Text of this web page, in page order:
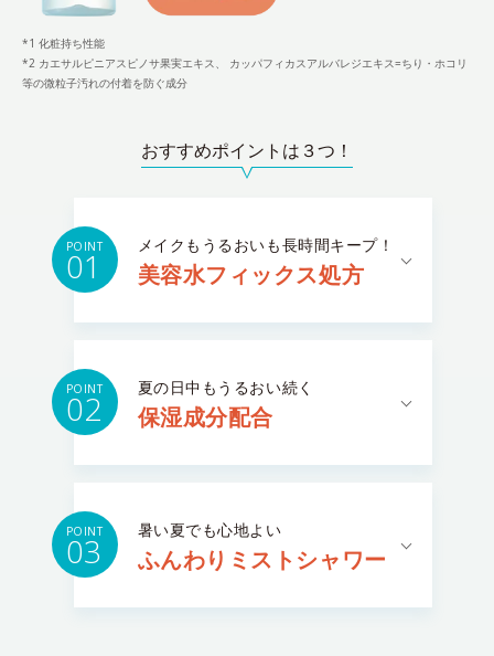
*1 化粧持ち性能
*2 カエサルピニアスピノサ果実エキス、 カッパフィカスアルバレジエキス=ちり・ホコリ
等の微粒子汚れの付着を防ぐ成分
おすすめポイントは３つ！
POINT
01
メイクもうるおいも長時間キープ！
美容水フィックス処方
POINT
02
夏の日中もうるおい続く
保湿成分配合
POINT
03
暑い夏でも心地よい
ふんわりミストシャワー